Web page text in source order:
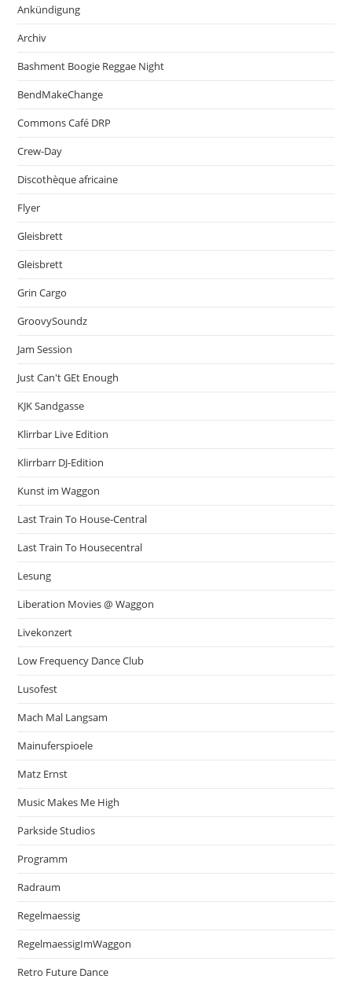
Ankündigung
Archiv
Bashment Boogie Reggae Night
BendMakeChange
Commons Café DRP
Crew-Day
Discothèque africaine
Flyer
Gleisbrett
Gleisbrett
Grin Cargo
GroovySoundz
Jam Session
Just Can't GEt Enough
KJK Sandgasse
Klirrbar Live Edition
Klirrbarr DJ-Edition
Kunst im Waggon
Last Train To House-Central
Last Train To Housecentral
Lesung
Liberation Movies @ Waggon
Livekonzert
Low Frequency Dance Club
Lusofest
Mach Mal Langsam
Mainuferspioele
Matz Ernst
Music Makes Me High
Parkside Studios
Programm
Radraum
Regelmaessig
RegelmaessigImWaggon
Retro Future Dance